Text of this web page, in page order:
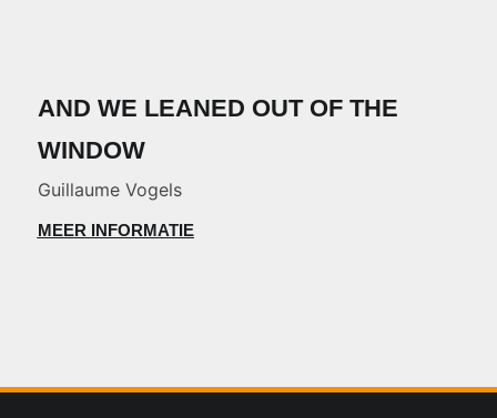
AND WE LEANED OUT OF THE
WINDOW
Guillaume Vogels
MEER INFORMATIE